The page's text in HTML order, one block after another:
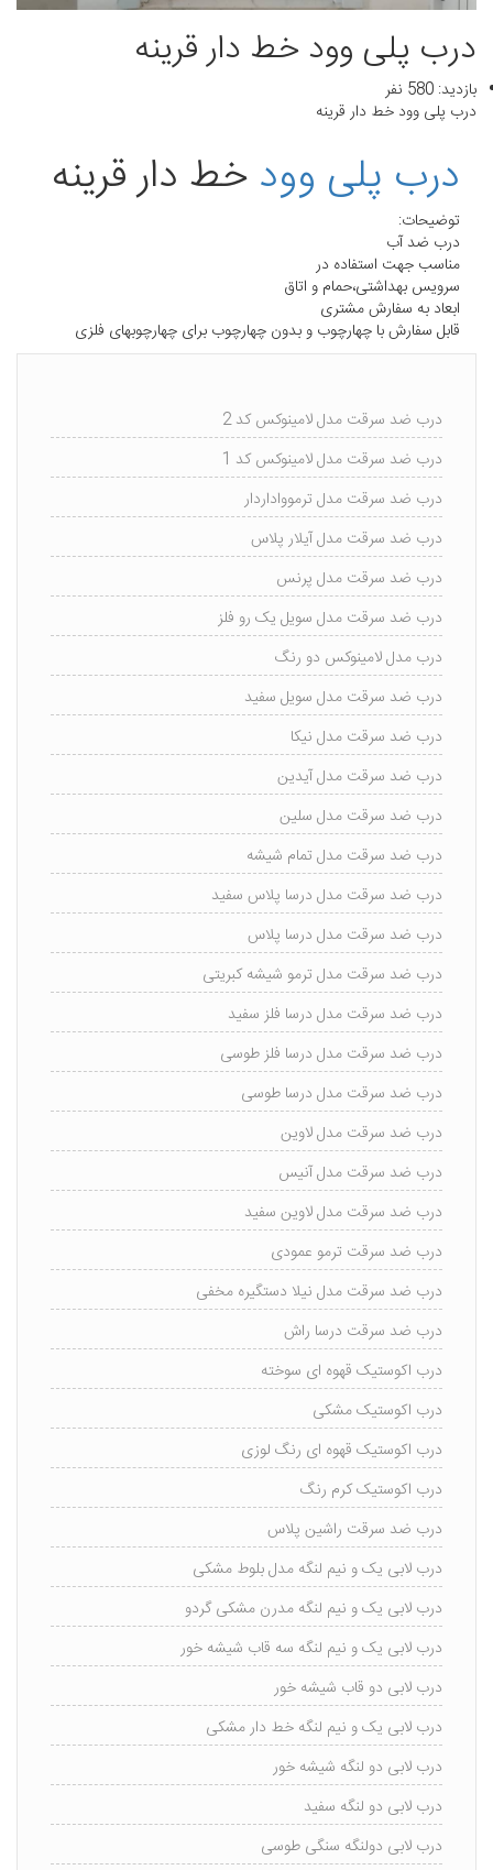
درب پلی وود خط دار قرینه
بازدید: 580 نفر
درب پلی وود خط دار قرینه
درب پلی وود خط دار قرینه
توضیحات:
درب ضد آب
مناسب جهت استفاده در
سرویس بهداشتی،حمام و اتاق
ابعاد به سفارش مشتری
قابل سفارش با چهارچوب و بدون چهارچوب برای چهارچوبهای فلزی
درب ضد سرقت مدل لامینوکس کد 2
درب ضد سرقت مدل لامینوکس کد 1
درب ضد سرقت مدل ترموواداردار
درب ضد سرقت مدل آیلار پلاس
درب ضد سرقت مدل پرنس
درب ضد سرقت مدل سویل یک رو فلز
درب مدل لامینوکس دو رنگ
درب ضد سرقت مدل سویل سفید
درب ضد سرقت مدل نیکا
درب ضد سرقت مدل آیدین
درب ضد سرقت مدل سلین
درب ضد سرقت مدل تمام شیشه
درب ضد سرقت مدل درسا پلاس سفید
درب ضد سرقت مدل درسا پلاس
درب ضد سرقت مدل ترمو شیشه کبریتی
درب ضد سرقت مدل درسا فلز سفید
درب ضد سرقت مدل درسا فلز طوسی
درب ضد سرقت مدل درسا طوسی
درب ضد سرقت مدل لاوین
درب ضد سرقت مدل آنیس
درب ضد سرقت مدل لاوین سفید
درب ضد سرقت ترمو عمودی
درب ضد سرقت مدل نیلا دستگیره مخفی
درب ضد سرقت درسا راش
درب اکوستیک قهوه ای سوخته
درب اکوستیک مشکی
درب اکوستیک قهوه ای رنگ لوزی
درب اکوستیک کرم رنگ
درب ضد سرقت راشین پلاس
درب لابی یک و نیم لنگه مدل بلوط مشکی
درب لابی یک و نیم لنگه مدرن مشکی گردو
درب لابی یک و نیم لنگه سه قاب شیشه خور
درب لابی دو قاب شیشه خور
درب لابی یک و نیم لنگه خط دار مشکی
درب لابی دو لنگه شیشه خور
درب لابی دو لنگه سفید
درب لابی دولنگه سنگی طوسی